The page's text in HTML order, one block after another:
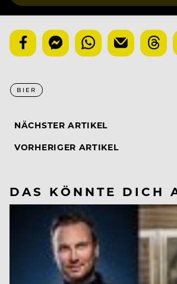
BIER
NÄCHSTER ARTIKEL
VORHERIGER ARTIKEL
DAS KÖNNTE DICH